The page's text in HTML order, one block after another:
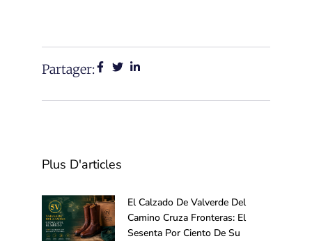
Partager:
Plus D'articles
El Calzado De Valverde Del
Camino Cruza Fronteras: El
Sesenta Por Ciento De Su